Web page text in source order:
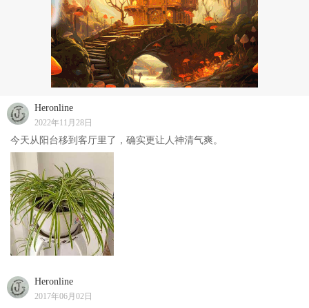
Heronline
2022年11月28日
今天从阳台移到客厅里了，确实更让人神清气爽。
Heronline
2017年06月02日